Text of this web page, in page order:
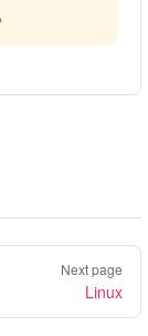
Next page
Linux